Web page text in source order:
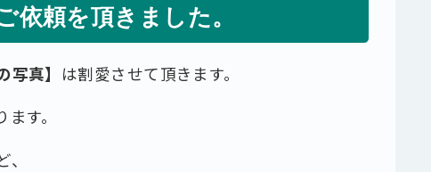
依頼を頂きました。
写真】 は割愛させて頂きます。
す。
、